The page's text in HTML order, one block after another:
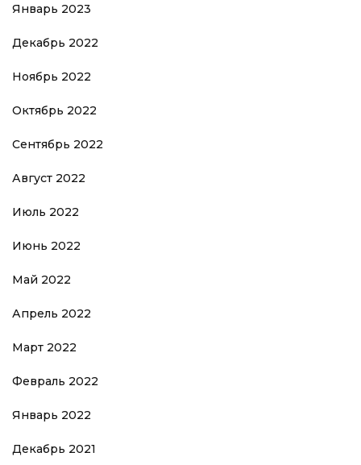
Январь 2023
Декабрь 2022
Ноябрь 2022
Октябрь 2022
Сентябрь 2022
Август 2022
Июль 2022
Июнь 2022
Май 2022
Апрель 2022
Март 2022
Февраль 2022
Январь 2022
Декабрь 2021